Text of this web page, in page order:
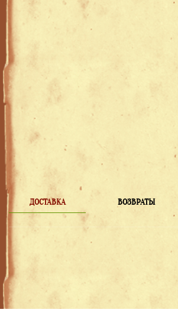
ДОСТАВКА ВОЗВРАТЫ